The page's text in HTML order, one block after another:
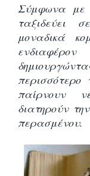
Σύμφωνα με
ταξιδεύει
μοναδικά
παίρνουν
διατηρούν
περασμένου.